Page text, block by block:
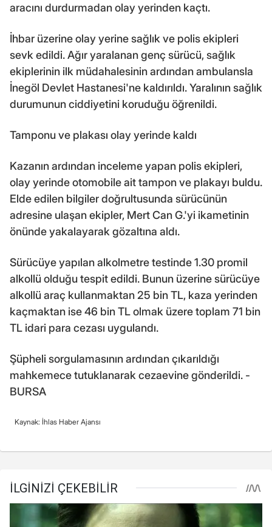
aracını durdurmadan olay yerinden kaçtı.
İhbar üzerine olay yerine sağlık ve polis ekipleri
sevk edildi. Ağır yaralanan genç sürücü, sağlık
ekiplerinin ilk müdahalesinin ardından ambulansla
İnegöl Devlet Hastanesi'ne kaldırıldı. Yaralının sağlık
durumunun ciddiyetini koruduğu öğrenildi.
Tamponu ve plakası olay yerinde kaldı
Kazanın ardından inceleme yapan polis ekipleri,
olay yerinde otomobile ait tampon ve plakayı buldu.
Elde edilen bilgiler doğrultusunda sürücünün
adresine ulaşan ekipler, Mert Can G.'yi ikametinin
önünde yakalayarak gözaltına aldı.
Sürücüye yapılan alkolmetre testinde 1.30 promil
alkollü olduğu tespit edildi. Bunun üzerine sürücüye
alkollü araç kullanmaktan 25 bin TL, kaza yerinden
kaçmaktan ise 46 bin TL olmak üzere toplam 71 bin
TL idari para cezası uygulandı.
Şüpheli sorgulamasının ardından çıkarıldığı
mahkemece tutuklanarak cezaevine gönderildi. -
BURSA
Kaynak: İhlas Haber Ajansı